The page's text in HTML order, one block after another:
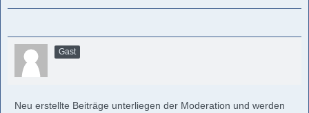
Gast
Neu erstellte Beiträge unterliegen der Moderation und werden